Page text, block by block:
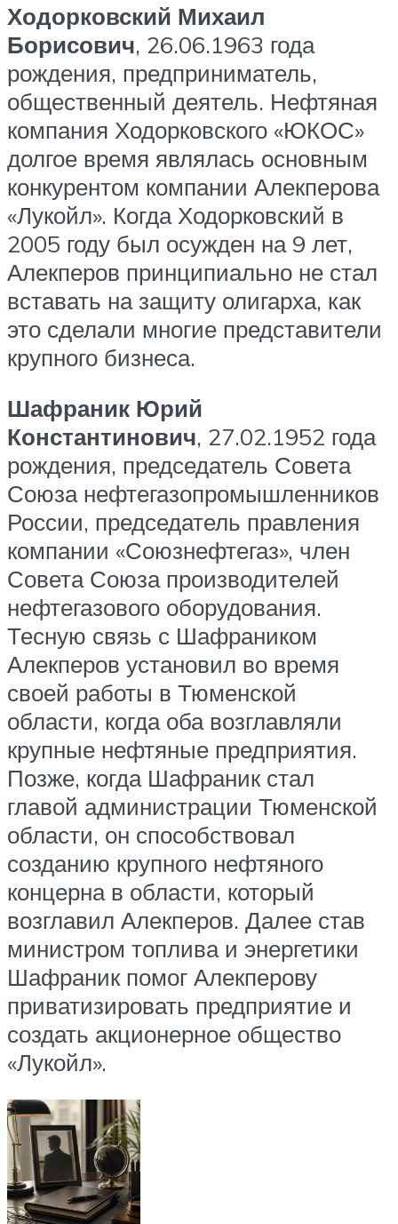
Ходорковский Михаил
Борисович, 26.06.1963 года
рождения, предприниматель,
общественный деятель. Нефтяная
компания Ходорковского «ЮКОС»
долгое время являлась основным
конкурентом компании Алекперова
«Лукойл». Когда Ходорковский в
2005 году был осужден на 9 лет,
Алекперов принципиально не стал
вставать на защиту олигарха, как
это сделали многие представители
крупного бизнеса.
Шафраник Юрий
Константинович, 27.02.1952 года
рождения, председатель Совета
Союза нефтегазопромышленников
России, председатель правления
компании «Союзнефтегаз», член
Совета Союза производителей
нефтегазового оборудования.
Тесную связь с Шафраником
Алекперов установил во время
своей работы в Тюменской
области, когда оба возглавляли
крупные нефтяные предприятия.
Позже, когда Шафраник стал
главой администрации Тюменской
области, он способствовал
созданию крупного нефтяного
концерна в области, который
возглавил Алекперов. Далее став
министром топлива и энергетики
Шафраник помог Алекперову
приватизировать предприятие и
создать акционерное общество
«Лукойл».